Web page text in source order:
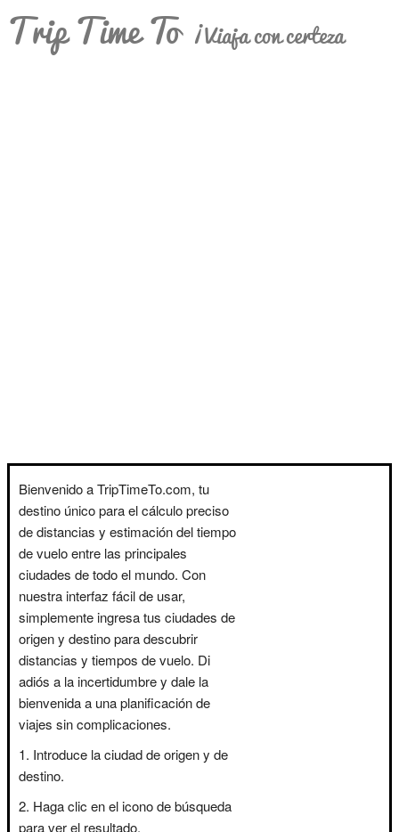
Trip Time To ¡Viaja con certeza
Bienvenido a TripTimeTo.com, tu
destino único para el cálculo preciso
de distancias y estimación del tiempo
de vuelo entre las principales
ciudades de todo el mundo. Con
nuestra interfaz fácil de usar,
simplemente ingresa tus ciudades de
origen y destino para descubrir
distancias y tiempos de vuelo. Di
adiós a la incertidumbre y dale la
bienvenida a una planificación de
viajes sin complicaciones.
Introduce la ciudad de origen y de
destino.
Haga clic en el icono de búsqueda
para ver el resultado.